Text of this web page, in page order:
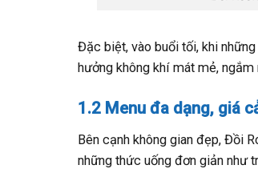
Đặc biệt, vào buổi tối, khi
hưởng không khí mát mẻ,
1.2 Menu đa dạng, giá
Bên cạnh không gian đẹp, Đồi
những thức uống đơn giản như